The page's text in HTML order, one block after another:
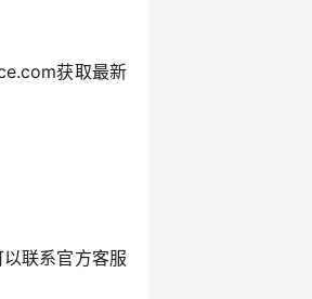
获取最新
联系官方客服